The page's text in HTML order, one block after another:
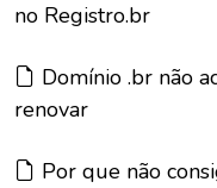
no Registro.br
Artigo:
Domínio .br não
renovar
Artigo:
Por que não